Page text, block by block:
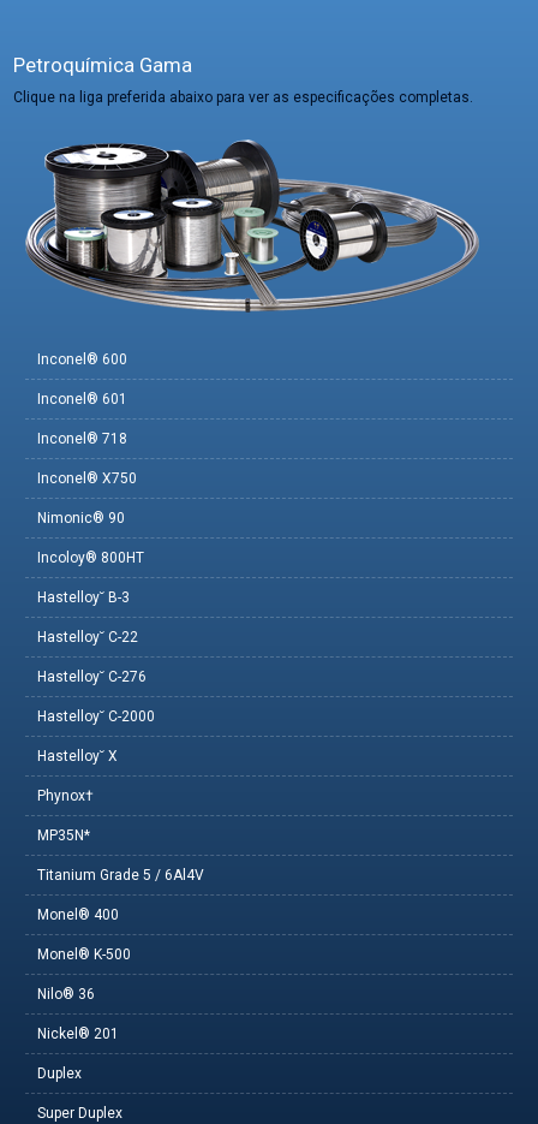
Petroquímica Gama
Clique na liga preferida abaixo para ver as especificações completas.
Inconel® 600
Inconel® 601
Inconel® 718
Inconel® X750
Nimonic® 90
Incoloy® 800HT
Hastelloy˘ B-3
Hastelloy˘ C-22
Hastelloy˘ C-276
Hastelloy˘ C-2000
Hastelloy˘ X
Phynox†
MP35N*
Titanium Grade 5 / 6Al4V
Monel® 400
Monel® K-500
Nilo® 36
Nickel® 201
Duplex
Super Duplex